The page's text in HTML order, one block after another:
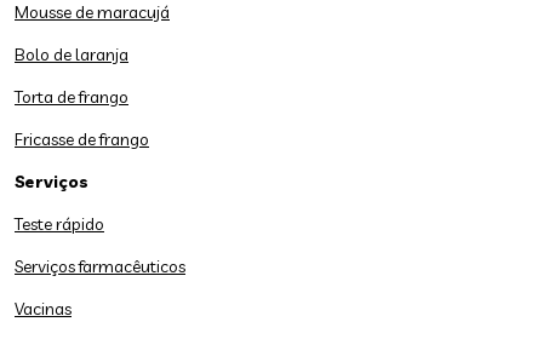
Mousse de maracujá
Bolo de laranja
Torta de frango
Fricasse de frango
Serviços
Teste rápido
Serviços farmacêuticos
Vacinas